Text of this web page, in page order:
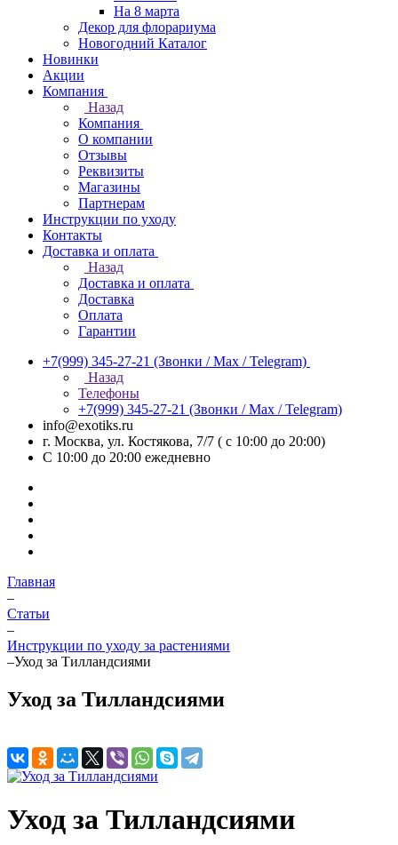
На 8 марта
Декор для флорариума
Новогодний Каталог
Новинки
Акции
Компания
Назад
Компания
О компании
Отзывы
Реквизиты
Магазины
Партнерам
Инструкции по уходу
Контакты
Доставка и оплата
Назад
Доставка и оплата
Доставка
Оплата
Гарантии
+7(999) 345-27-21 (Звонки / Max / Telegram)
Назад
Телефоны
+7(999) 345-27-21 (Звонки / Max / Telegram)
info@exotiks.ru
г. Москва, ул. Костякова, 7/7 ( с 10:00 до 20:00)
С 10:00 до 20:00 ежедневно
Главная
–
Статьи
–
Инструкции по уходу за растениями
–Уход за Тилландсиями
Уход за Тилландсиями
Уход за Тилландсиями